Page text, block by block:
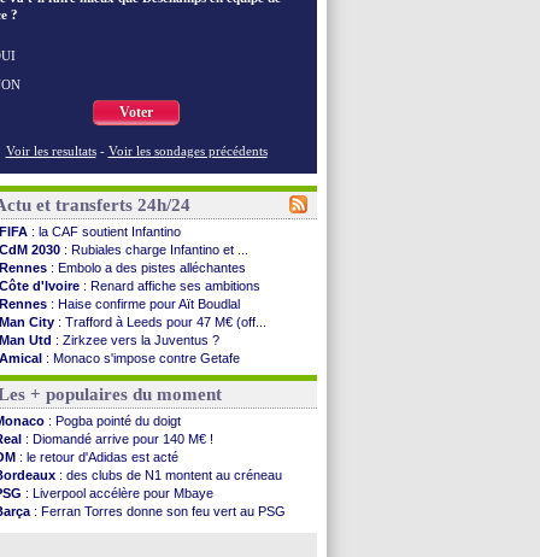
?
Voter
Voir les resultats - Voir les sondages précédents
et transferts 24h/24
FIFA : la CAF soutient Infantino
CdM 2030 : Rubiales charge Infantino et ...
Rennes : Embolo a des pistes alléchantes
Côte d'Ivoire : Renard affiche ses ambitions
Rennes : Haise confirme pour Aït Boudlal
Man City : Trafford à Leeds pour 47 M€ (off...
Man Utd : Zirkzee vers la Juventus ?
Amical : Monaco s'impose contre Getafe
Nantes: Der Zakarian et sa relation avec Kita
OM: le club prêt à libérer Kondogbia ?
Monaco: le message touchant d'Akliouche
FIFA: Tebas en remet une couche
FIFA : l'UEFA maintient la pression
PSG: Tebas encense Luis Enrique
Real: Vinicius jusqu'en 2032 (officiel)
Lyon: Mangala va rejoindre Getafe
OM: une offre refusée pour Aguerd
+ populaires du moment
: Pogba pointé du doigt
: Diomandé arrive pour 140 M€ !
: le retour d'Adidas est acté
: des clubs de N1 montent au créneau
: Liverpool accélère pour Mbaye
: Ferran Torres donne son feu vert au PSG